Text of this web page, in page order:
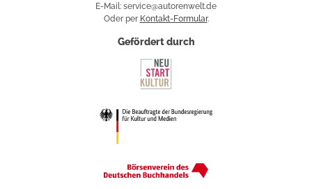
E-Mail: service@autorenwelt.de
Oder per Kontakt-Formular.
Gefördert durch